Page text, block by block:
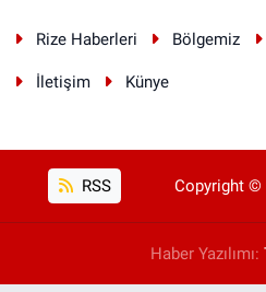
Rize Haberleri Bölgemiz
İletişim Künye
RSS Copyright ©
Haber Yazılımı: